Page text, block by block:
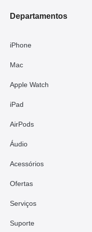
Departamentos
iPhone
Mac
Apple Watch
iPad
AirPods
Áudio
Acessórios
Ofertas
Serviços
Suporte